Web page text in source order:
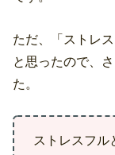
ただ、「ストレ
と思ったので、
た。
ストレスフル